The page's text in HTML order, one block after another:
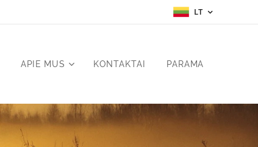
LT
APIE MUS KONTAKTAI PARAMA